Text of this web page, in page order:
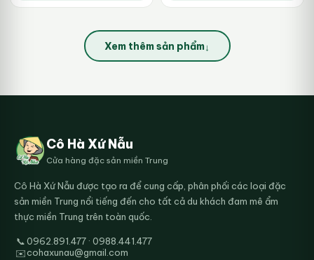
Xem thêm sản phẩm↓
Cô Hà Xứ Nẫu
Cửa hàng đặc sản miền Trung
Cô Hà Xứ Nẫu được tạo ra để cung cấp, phân phối các loại đặc
sản miền Trung nổi tiếng đến cho tất cả du khách đam mê ẩm
thực miền Trung trên toàn quốc.
📞0962.891.477 · 0988.441.477
✉️cohaxunau@gmail.com